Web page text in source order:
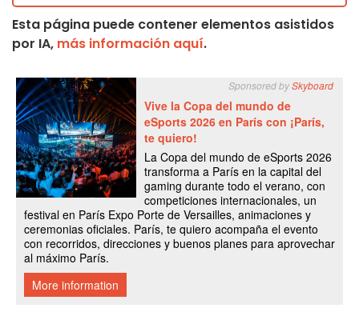
Esta página puede contener elementos asistidos
por IA, más información aquí.